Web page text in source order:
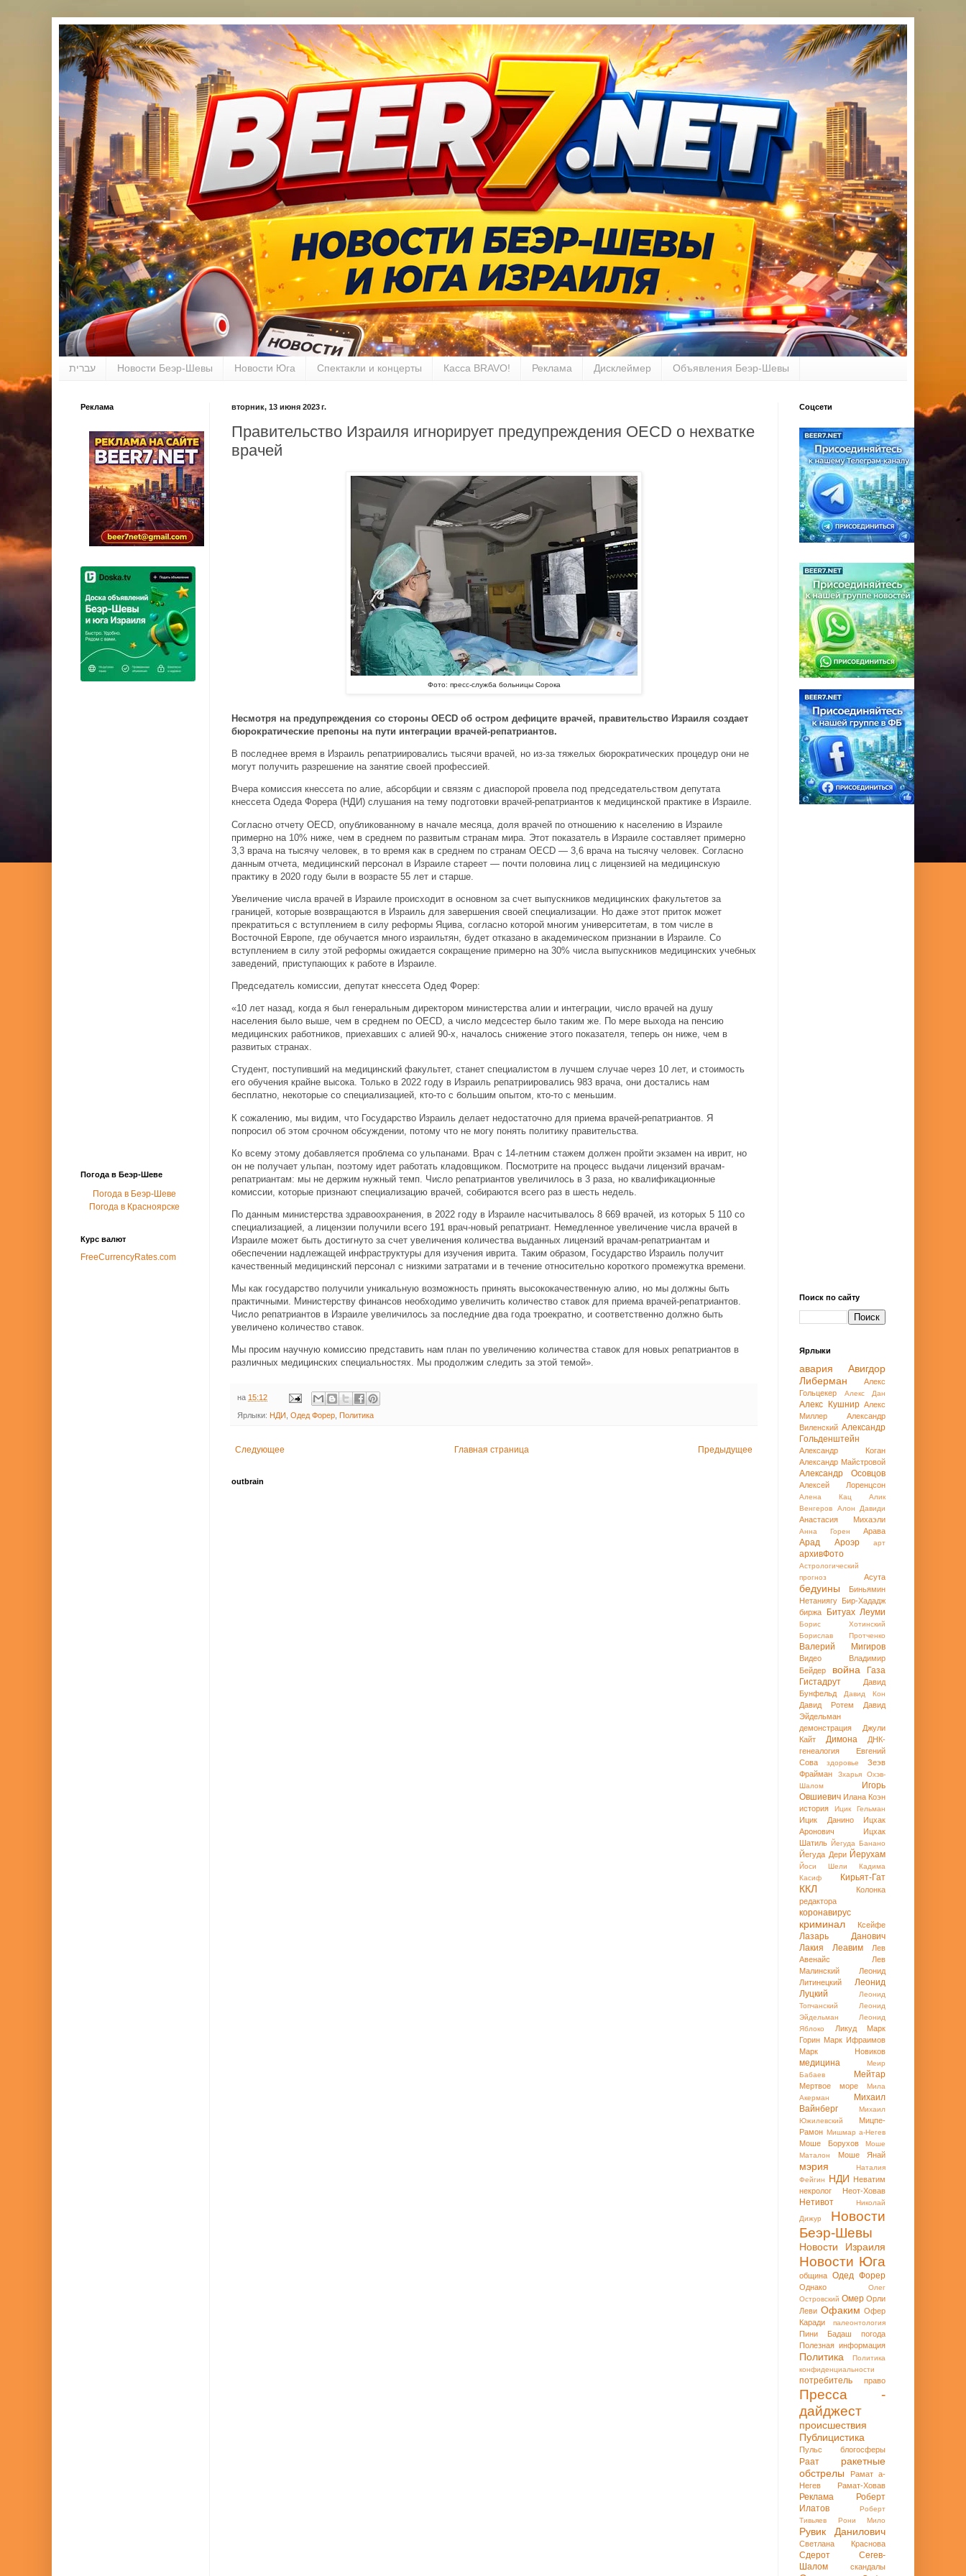
עברית Новости Беэр-Шевы Новости Юга Спектакли и концерты Касса BRAVO! Реклама Дисклеймер Объявления Беэр-Шевы
вторник, 13 июня 2023 г.
Правительство Израиля игнорирует предупреждения OECD о нехватке
врачей
Фото: пресс-служба больницы Сорока
Несмотря на предупреждения со стороны OECD об остром дефиците врачей, правительство Израиля создает
бюрократические препоны на пути интеграции врачей-репатриантов.
В последнее время в Израиль репатриировались тысячи врачей, но из-за тяжелых бюрократических процедур они не
могут получить разрешение на занятие своей профессией.
Вчера комиссия кнессета по алие, абсорбции и связям с диаспорой провела под председательством депутата
кнессета Одеда Форера (НДИ) слушания на тему подготовки врачей-репатриантов к медицинской практике в Израиле.
Согласно отчету OECD, опубликованному в начале месяца, доля врачей по отношению к населению в Израиле
примерно на 10% ниже, чем в среднем по развитым странам мира. Этот показатель в Израиле составляет примерно
3,3 врача на тысячу человек, в то время как в среднем по странам OECD — 3,6 врача на тысячу человек. Согласно
данным отчета, медицинский персонал в Израиле стареет — почти половина лиц с лицензией на медицинскую
практику в 2020 году были в возрасте 55 лет и старше.
Увеличение числа врачей в Израиле происходит в основном за счет выпускников медицинских факультетов за
границей, которые возвращаются в Израиль для завершения своей специализации. Но даже этот приток может
прекратиться с вступлением в силу реформы Яцива, согласно которой многим университетам, в том числе в
Восточной Европе, где обучается много израильтян, будет отказано в академическом признании в Израиле. Со
вступлением в силу этой реформы ожидается сокращение примерно на 30% числа выпускников медицинских учебных
заведений, приступающих к работе в Израиле.
Председатель комиссии, депутат кнессета Одед Форер:
«10 лет назад, когда я был генеральным директором министерства алии и интеграции, число врачей на душу
населения было выше, чем в среднем по OECD, а число медсестер было таким же. По мере выхода на пенсию
медицинских работников, приехавших с алией 90-х, началось снижение этого показателя, теперь он ниже, чем в
развитых странах.
Студент, поступивший на медицинский факультет, станет специалистом в лучшем случае через 10 лет, и стоимость
его обучения крайне высока. Только в 2022 году в Израиль репатриировались 983 врача, они достались нам
бесплатно, некоторые со специализацией, кто-то с большим опытом, кто-то с меньшим.
К сожалению, мы видим, что Государство Израиль делает недостаточно для приема врачей-репатриантов. Я
попросил об этом срочном обсуждении, потому что не могу понять политику правительства.
Ко всему этому добавляется проблема со ульпанами. Врач с 14-летним стажем должен пройти экзамен на иврит, но
он не получает ульпан, поэтому идет работать кладовщиком. Посмотрите на процесс выдачи лицензий врачам-
репатриантам: мы не держим нужный темп. Число репатриантов увеличилось в 3 раза, но квалификационные
комиссии, которые признают специализацию врачей, собираются всего раз в шесть недель.
По данным министерства здравоохранения, в 2022 году в Израиле насчитывалось 8 669 врачей, из которых 5 110 со
специализацией, а лицензии получили всего 191 врач-новый репатриант. Немедленное увеличение числа врачей в
Израиле может быть достигнуто за счет увеличения количества выданных лицензий врачам-репатриантам и
обеспечении надлежащей инфраструктуры для изучения иврита. Таким образом, Государство Израиль получит
качественный медицинский персонал с низкими затратами и в течение относительно короткого промежутка времени.
Мы как государство получили уникальную возможность принять высококачественную алию, но мы должны быть
практичными. Министерству финансов необходимо увеличить количество ставок для приема врачей-репатриантов.
Число репатриантов в Израиле увеличилось за последние два года троекратно, и соответственно должно быть
увеличено количество ставок.
Мы просим научную комиссию представить нам план по увеличению количества ставок для новых репатриантов в
различных медицинских специальностях. Мы продолжим следить за этой темой».
на 15:12
Ярлыки: НДИ Одед Форер Политика
Следующее Предыдущее
Главная страница
outbrain
Реклама
Погода в Беэр-Шеве
Погода в Беэр-Шеве
Погода в Красноярске
Курс валют
FreeCurrencyRates.com
Соцсети
Поиск по сайту
Ярлыки
авария
Авигдор
Либерман
Алекс
Гольцекер
Алекс Дан
Алекс Кушнир Алекс
Миллер
Александр
Виленский Александр
Гольденштейн
Александр Коган
Александр Майстровой
Александр Осовцов
Алексей Лоренцсон
Алена Кац
Алик
Венгеров
Алон Давиди
Анастасия Михаэли
Анна Горен Арава
Арад Ароэр арт
архивФото
Астрологический
прогноз
Асута
бедуины
Биньямин
Нетаниягу Бир-Хададж
биржа
Битуах Леуми
Борис Хотинский
Борислав Протченко
Валерий Мигиров
Видео
Владимир
Бейдер
война
Газа
Гистадрут
Давид
Бунфельд
Давид Кон
Давид Ротем
Давид
Эйдельман
демонстрация
Джули
Кайт
Димона
ДНК-
генеалогия
Евгений
Сова
здоровье
Зеэв
Фрайман
Зхарья Охэв-
Шалом
Игорь
Овшиевич Илана Коэн
история
Ицик Гельман
Ицик Данино
Ицхак
Аронович
Ицхак
Шатиль Йегуда Банано
Йегуда Дери Йерухам
Йоси Шели
Кадима
Касиф
Кирьят-Гат
ККЛ
Колонка
редактора
коронавирус
криминал Ксейфе
Лазарь Данович
Лакия
Леавим
Лев
Авенайс
Лев
Малинский
Леонид
Литинецкий
Леонид
Луцкий
Леонид
Топчанский
Леонид
Эйдельман
Леонид
Яблоко
Ликуд
Марк
Горин Марк Ифраимов
Марк Новиков
медицина
Меир
Бабаев
Мейтар
Мертвое море
Мила
Акерман
Михаил
Вайнберг
Михаил
Южилевский
Мицпе-
Рамон Мишмар а-Негев
Моше Борухов
Моше
Маталон
Моше Янай
мэрия
Наталия
Фейгин
НДИ Неватим
некролог
Неот-Ховав
Нетивот
Николай
Дижур
Новости
Беэр-Шевы
Новости Израиля
Новости Юга
община Одед Форер
Однако
Олег
Островский Омер Орли
Леви Офаким Офер
Каради
палеонтология
Пини Бадаш
погода
Полезная информация
Политика
Политика
конфиденциальности
потребитель право
Пресса -
дайджест
происшествия
Публицистика
Пульс блогосферы
Раат
ракетные
обстрелы
Рамат а-
Негев
Рамат-Ховав
Реклама
Роберт
Илатов
Роберт
Тивьяев
Рони Мило
Рувик Данилович
Светлана Краснова
Сдерот
Сегев-
Шалом
скандалы